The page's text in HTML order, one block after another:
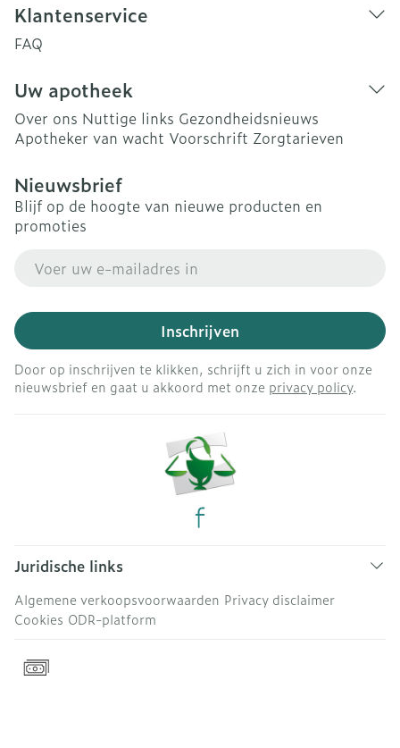
Klantenservice
FAQ
Uw apotheek
Over ons Nuttige links Gezondheidsnieuws
Apotheker van wacht Voorschrift Zorgtarieven
Nieuwsbrief
Blijf op de hoogte van nieuwe producten en
promoties
Inschrijven
Door op inschrijven te klikken, schrijft u zich in voor onze
nieuwsbrief en gaat u akkoord met onze privacy policy.
Juridische links
Algemene verkoopsvoorwaarden Privacy disclaimer
Cookies ODR-platform